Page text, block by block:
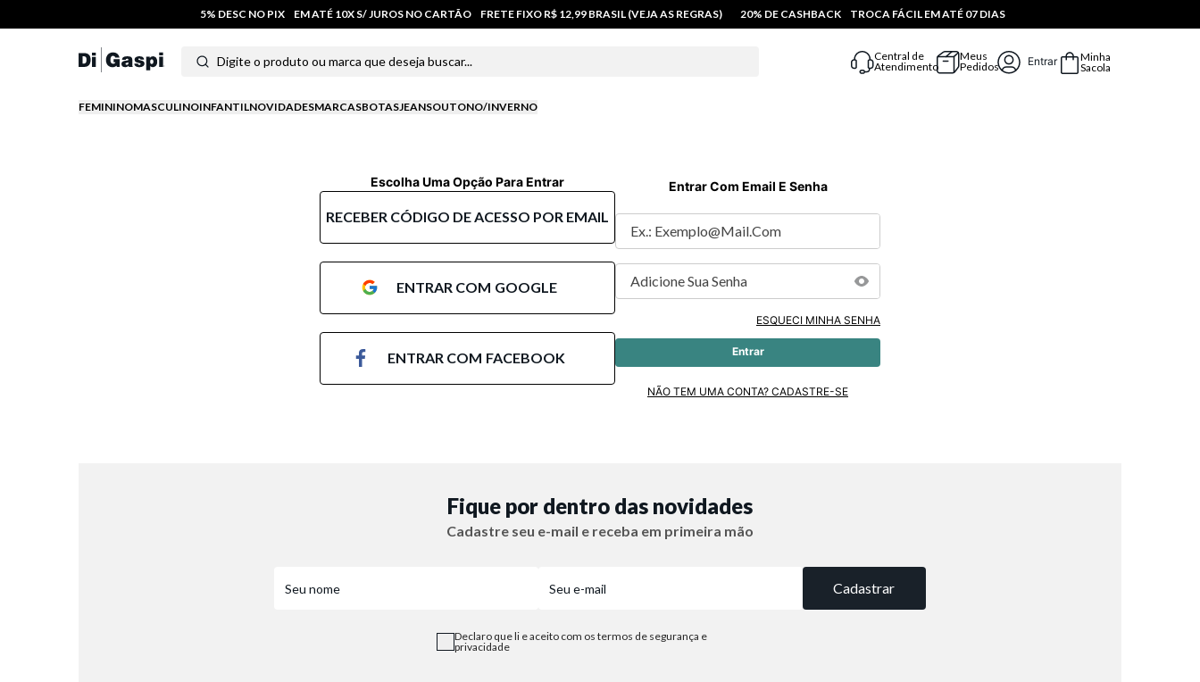
5% DESC NO PIX EM ATÉ 10X S/ JUROS NO CARTÃO FRETE FIXO R$ 12,99 BRASIL (VEJA AS REGRAS) 20% DE CASHBACK TROCA FÁCIL EM ATÉ 07 DIAS
Digite o produto ou marca que deseja buscar...
Central de
Atendimento
Meus
Pedidos
Entrar
Minha
Sacola
FEMININOMASCULINOINFANTILNOVIDADESMARCASBOTASJEANSOUTONO/INVERNO
Escolha Uma Opção Para Entrar
RECEBER CÓDIGO DE ACESSO POR EMAIL
ENTRAR COM GOOGLE
ENTRAR COM FACEBOOK
Entrar Com Email E Senha
ESQUECI MINHA SENHA
Entrar
NÃO TEM UMA CONTA? CADASTRE-SE
Fique por dentro das novidades
Cadastre seu e-mail e receba em primeira mão
Cadastrar
Declaro que li e aceito com os termos de segurança e
privacidade